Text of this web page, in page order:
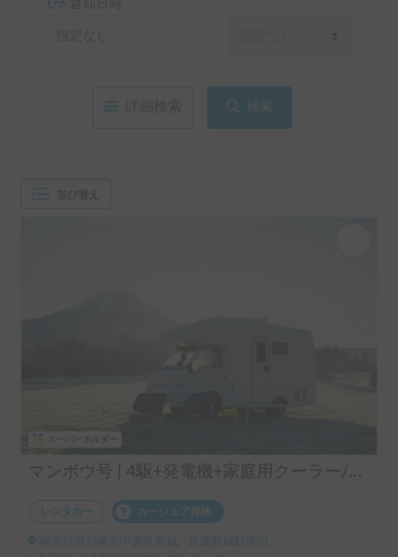
検索
マンボウ号 | 4駆+発電機+家庭用クーラー/レンタル事業者の為、万が一の自損事故の車両保険ついてます
レンタカー カーシェア保険
神奈川県川崎市中原区新城, ' 武蔵新城駅南口